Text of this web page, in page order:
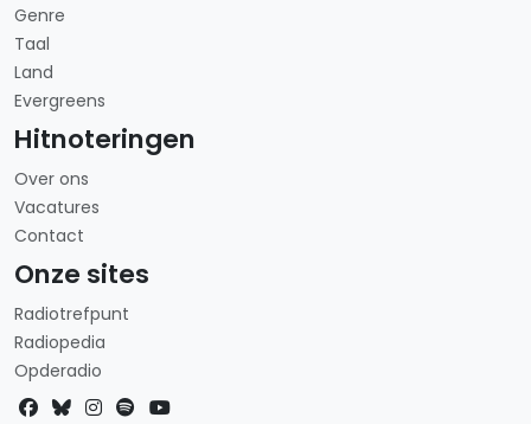
Genre
Taal
Land
Evergreens
Hitnoteringen
Over ons
Vacatures
Contact
Onze sites
Radiotrefpunt
Radiopedia
Opderadio